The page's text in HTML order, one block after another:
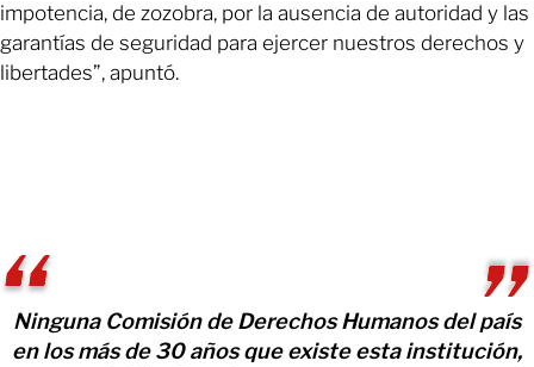
impotencia, de zozobra, por la ausencia de autoridad y las
garantías de seguridad para ejercer nuestros derechos y
libertades”, apuntó.
Ninguna Comisión de Derechos Humanos del país
en los más de 30 años que existe esta institución,